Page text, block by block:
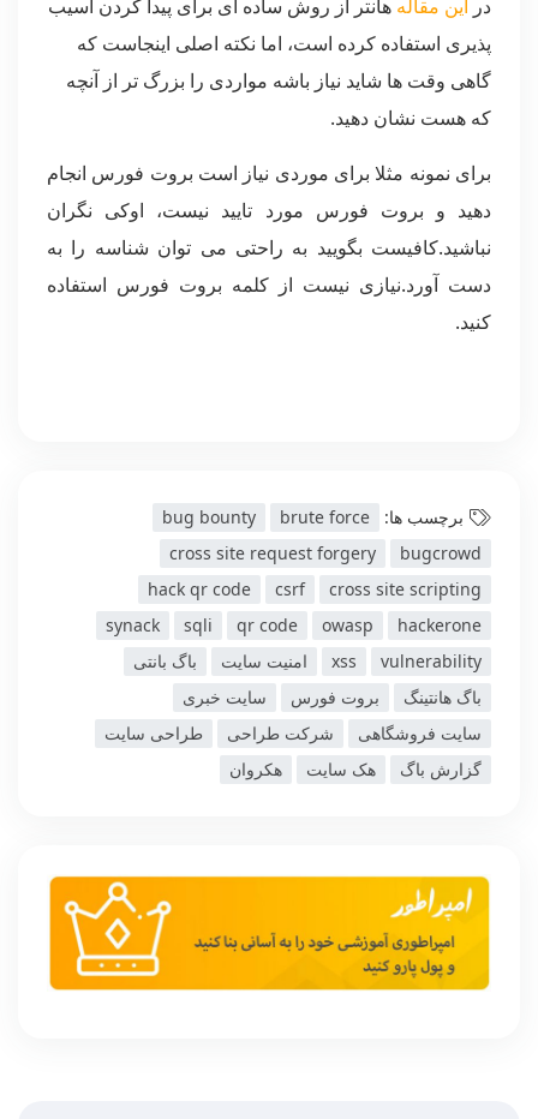
در این مقاله هانتر از روش ساده ای برای پیدا کردن آسیب
پذیری استفاده کرده است، اما نکته اصلی اینجاست که
گاهی وقت ها شاید نیاز باشه مواردی را بزرگ تر از آنچه
که هست نشان دهید.
برای نمونه مثلا برای موردی نیاز است بروت فورس انجام
دهید و بروت فورس مورد تایید نیست، اوکی نگران
نباشید.کافیست بگویید به راحتی می توان شناسه را به
دست آورد.نیازی نیست از کلمه بروت فورس استفاده
کنید.
برچسب ها: brute force
bug bounty
bugcrowd
cross site request forgery
cross site scripting
csrf
hack qr code
hackerone
owasp
qr code
sqli
synack
vulnerability
xss امنیت سایت
باگ بانتی
باگ هانتینگ
بروت فورس
سایت خبری
سایت فروشگاهی
شرکت طراحی
طراحی سایت
گزارش باگ
هک سایت هکروان